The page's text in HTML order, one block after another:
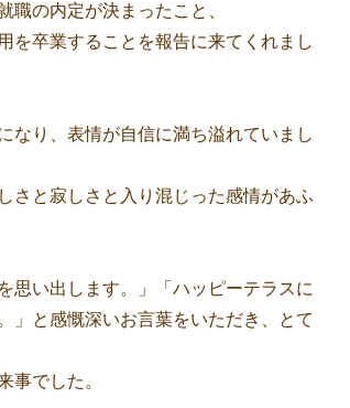
職の内定が決まったこと、
を卒業することを報告に来てくれまし
なり、表情が自信に満ち溢れていまし
さと寂しさと入り混じった感情があふ
思い出します。」「ハッピーテラスに
」と感慨深いお言葉をいただき、とて
事でした。